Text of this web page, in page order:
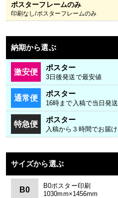
ポスターフレームのみ
印刷なし/ポスターフレームのみ
納期から選ぶ
激安便 ポスター
3日後発送で最安値
通常便 ポスター
16時まで入稿で当日発送
特急便 ポスター
入稿から３時間でお届け
サイズから選ぶ
B0
B0ポスター印刷
1030mm×1456mm